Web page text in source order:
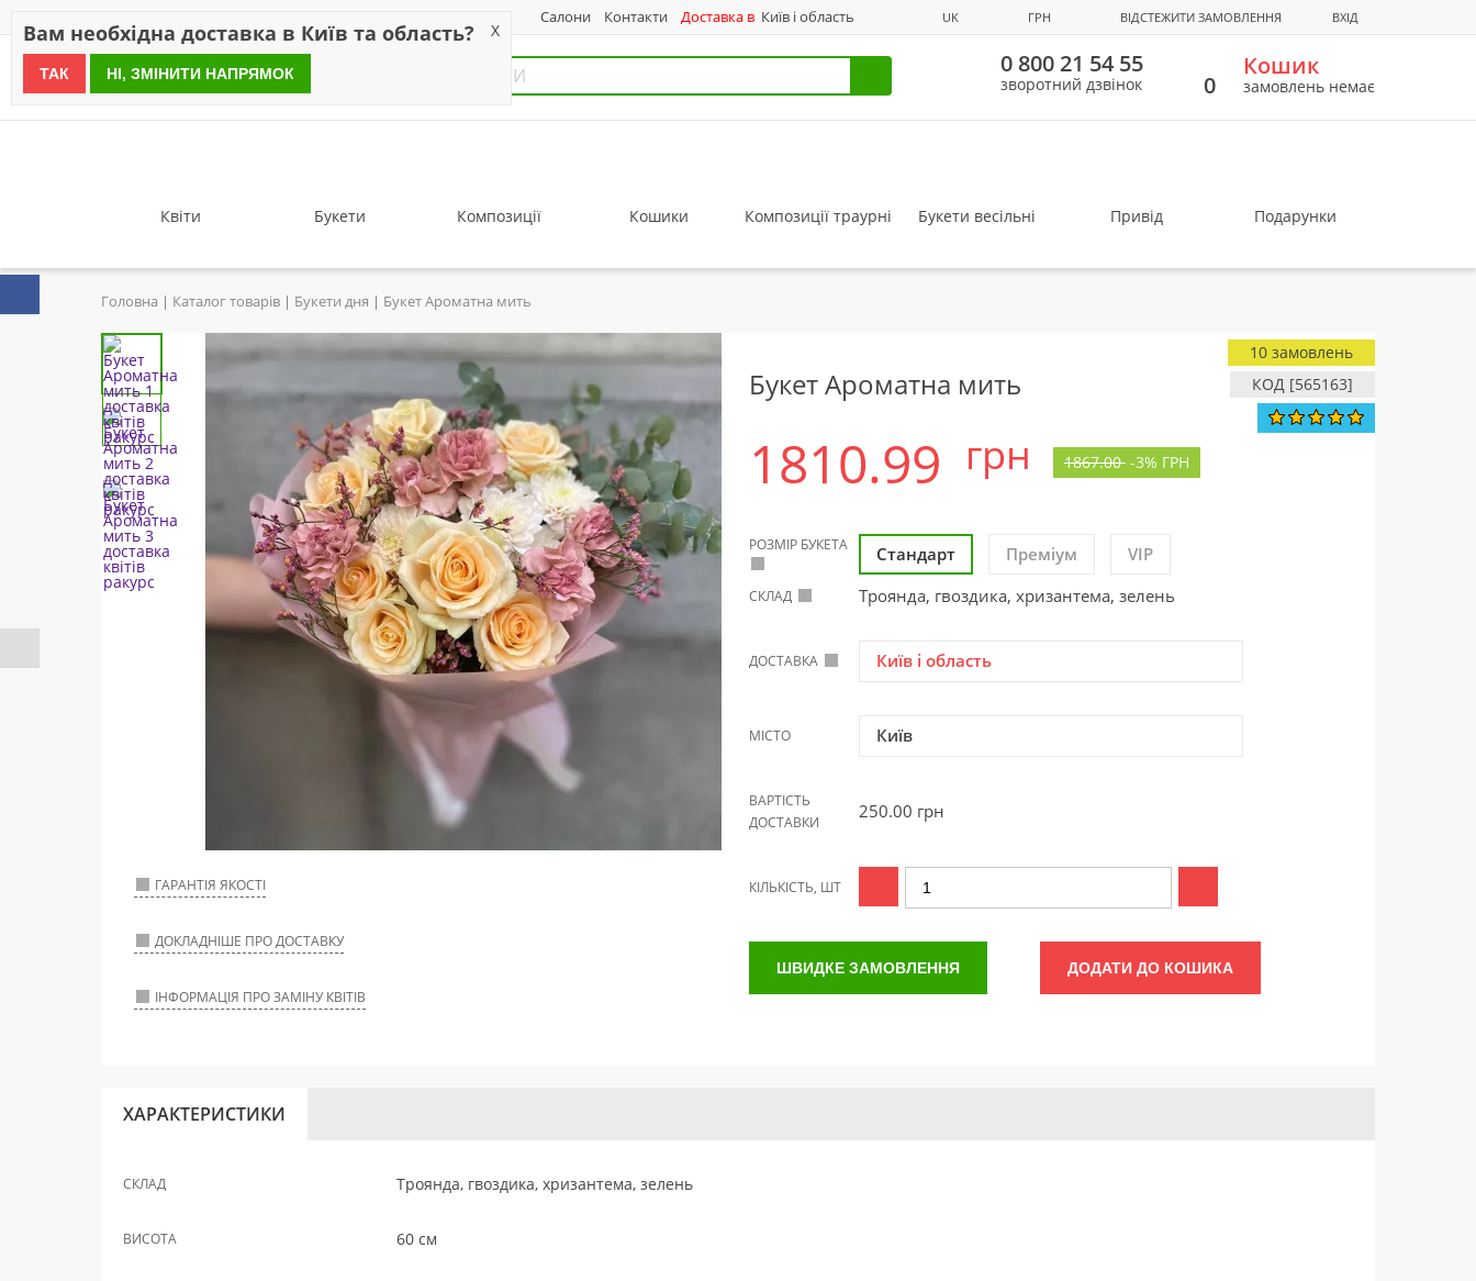
Салони Контакти Доставка в Київ і область UK ГРН ВІДСТЕЖИТИ ЗАМОВЛЕННЯ ВХІД
since 1999
0 800 21 54 55
зворотний дзвінок 0
Кошик
замовлень немає
Квіти Букети Композиції Кошики Композиції траурні Букети весільні Привід Подарунки
Головна Каталог товарів Букети дня Букет Ароматна мить
ГАРАНТІЯ ЯКОСТІ
ДОКЛАДНІШЕ ПРО ДОСТАВКУ
ІНФОРМАЦІЯ ПРО ЗАМІНУ КВІТІВ
Букет Ароматна мить КОД [565163]
10 замовлень
1810.99 грн 1867.00 -3% ГРН
РОЗМІР БУКЕТА Стандарт Преміум VIP
СКЛАД Троянда, гвоздика, хризантема, зелень
ДОСТАВКА Київ і область
МІСТО Київ
ВАРТІСТЬ
ДОСТАВКИ
250.00 грн
КІЛЬКІСТЬ, ШТ
ШВИДКЕ ЗАМОВЛЕННЯ ДОДАТИ ДО КОШИКА
ХАРАКТЕРИСТИКИ
СКЛАД Троянда, гвоздика, хризантема, зелень
ВИСОТА 60 см
Вам необхідна доставка в Київ та область? X
ТАК НІ, ЗМІНИТИ НАПРЯМОК